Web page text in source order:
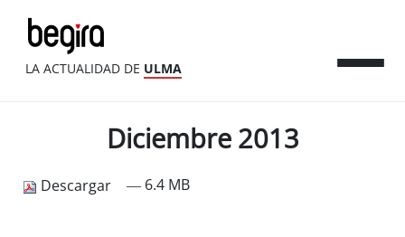
LA ACTUALIDAD DE ULMA
Diciembre 2013
Descargar — 6.4 MB